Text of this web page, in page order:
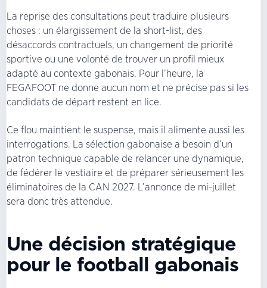
La reprise des consultations peut traduire plusieurs
choses : un élargissement de la short-list, des
désaccords contractuels, un changement de priorité
sportive ou une volonté de trouver un profil mieux
adapté au contexte gabonais. Pour l’heure, la
FEGAFOOT ne donne aucun nom et ne précise pas si les
candidats de départ restent en lice.
Ce flou maintient le suspense, mais il alimente aussi les
interrogations. La sélection gabonaise a besoin d’un
patron technique capable de relancer une dynamique,
de fédérer le vestiaire et de préparer sérieusement les
éliminatoires de la CAN 2027. L’annonce de mi-juillet
sera donc très attendue.
Une décision stratégique
pour le football gabonais